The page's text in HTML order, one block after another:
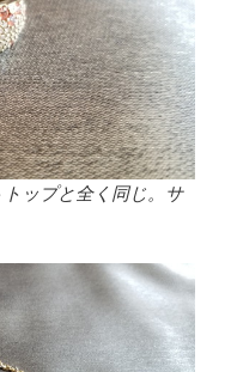
ップと全く同じ。サ